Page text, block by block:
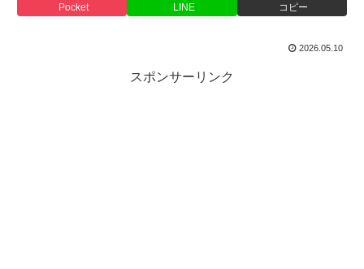
Pocket LINE コピー
2026.05.10
スポンサーリンク